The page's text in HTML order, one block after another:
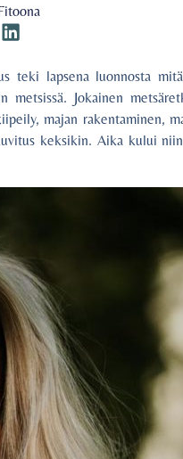
lapsena luonnosta mitä
Jokainen
majan rakentaminen,
keksikin. Aika kului